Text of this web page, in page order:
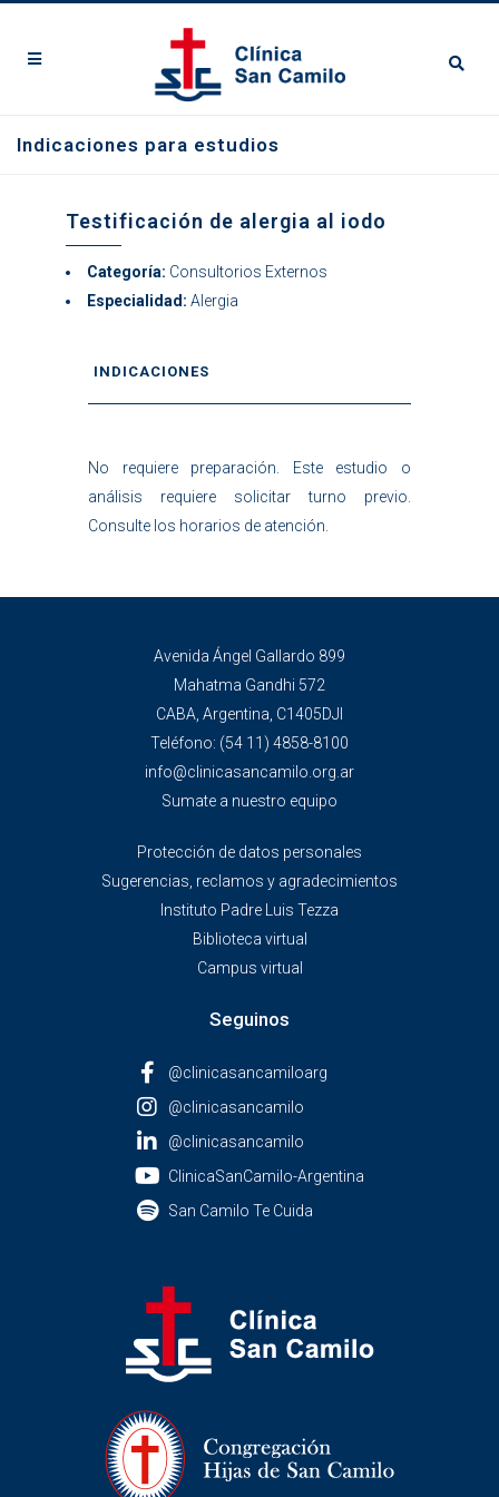
Indicaciones para estudios
Testificación de alergia al iodo
Categoría: Consultorios Externos
Especialidad: Alergia
INDICACIONES
No requiere preparación. Este estudio o
análisis requiere solicitar turno previo.
Consulte los horarios de atención.
Avenida Ángel Gallardo 899
Mahatma Gandhi 572
CABA, Argentina, C1405DJI
Teléfono: (54 11) 4858-8100
info@clinicasancamilo.org.ar
Sumate a nuestro equipo
Protección de datos personales
Sugerencias, reclamos y agradecimientos
Instituto Padre Luis Tezza
Biblioteca virtual
Campus virtual
Seguinos
@clinicasancamiloarg
@clinicasancamilo
@clinicasancamilo
ClinicaSanCamilo-Argentina
San Camilo Te Cuida